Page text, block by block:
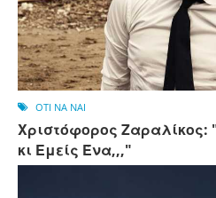
OTI NA NAI
Χριστόφορος Ζαραλίκος:
κι Εμείς Ένα,,,"